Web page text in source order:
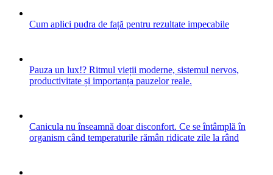
Cum aplici pudra de față pentru rezultate impecabile
Pauza un lux!? Ritmul vieții moderne, sistemul nervos,
productivitate și importanța pauzelor reale.
Canicula nu înseamnă doar disconfort. Ce se întâmplă în
organism când temperaturile rămân ridicate zile la rând